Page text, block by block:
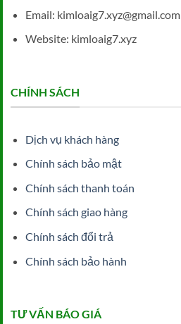
Email: kimloaig7.xyz@gmail.com
Website: kimloaig7.xyz
CHÍNH SÁCH
Dịch vụ khách hàng
Chính sách bảo mật
Chính sách thanh toán
Chính sách giao hàng
Chính sách đổi trả
Chính sách bảo hành
TƯ VẤN BÁO GIÁ